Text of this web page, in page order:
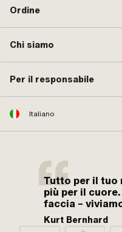
Ordine
Chi siamo
Per il responsabile
Italiano
Tutto per il tuo
più per il
faccia –
Kurt Bernhard